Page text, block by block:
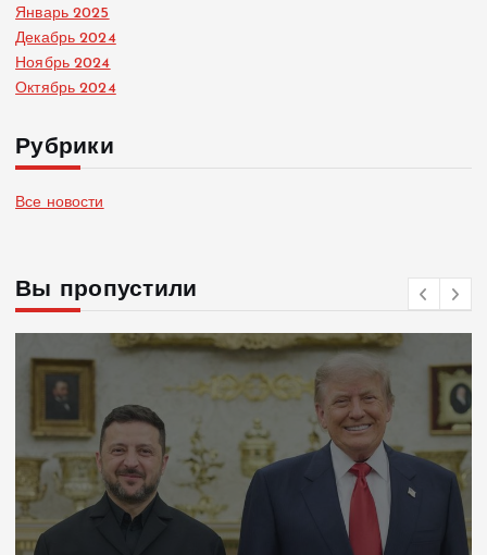
Январь 2025
Декабрь 2024
Ноябрь 2024
Октябрь 2024
Рубрики
Все новости
Вы пропустили